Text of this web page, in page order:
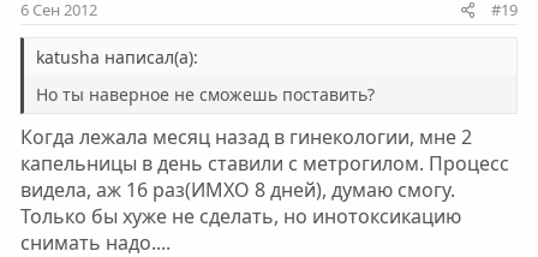
ы
г
о
л
о
ы
г
о
л
о
6 Сен 2012 #19
katusha написал(а):
Но ты наверное не сможешь поставить?
Когда лежала месяц назад в гинекологии, мне 2
капельницы в день ставили с метрогилом. Процесс
видела, аж 16 раз(ИМХО 8 дней), думаю смогу.
Только бы хуже не сделать, но инотоксикацию
снимать надо....